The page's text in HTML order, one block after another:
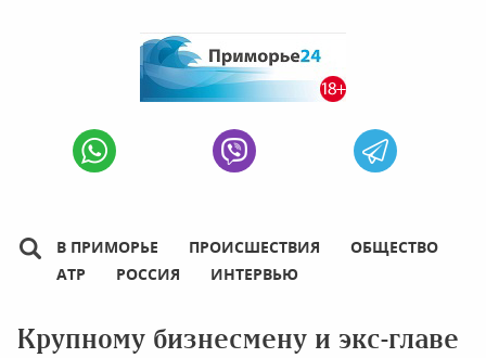
В ПРИМОРЬЕ ПРОИСШЕСТВИЯ
ОБЩЕСТВО
АТР
РОССИЯ ИНТЕРВЬЮ
Крупному бизнесмену и экс-главе